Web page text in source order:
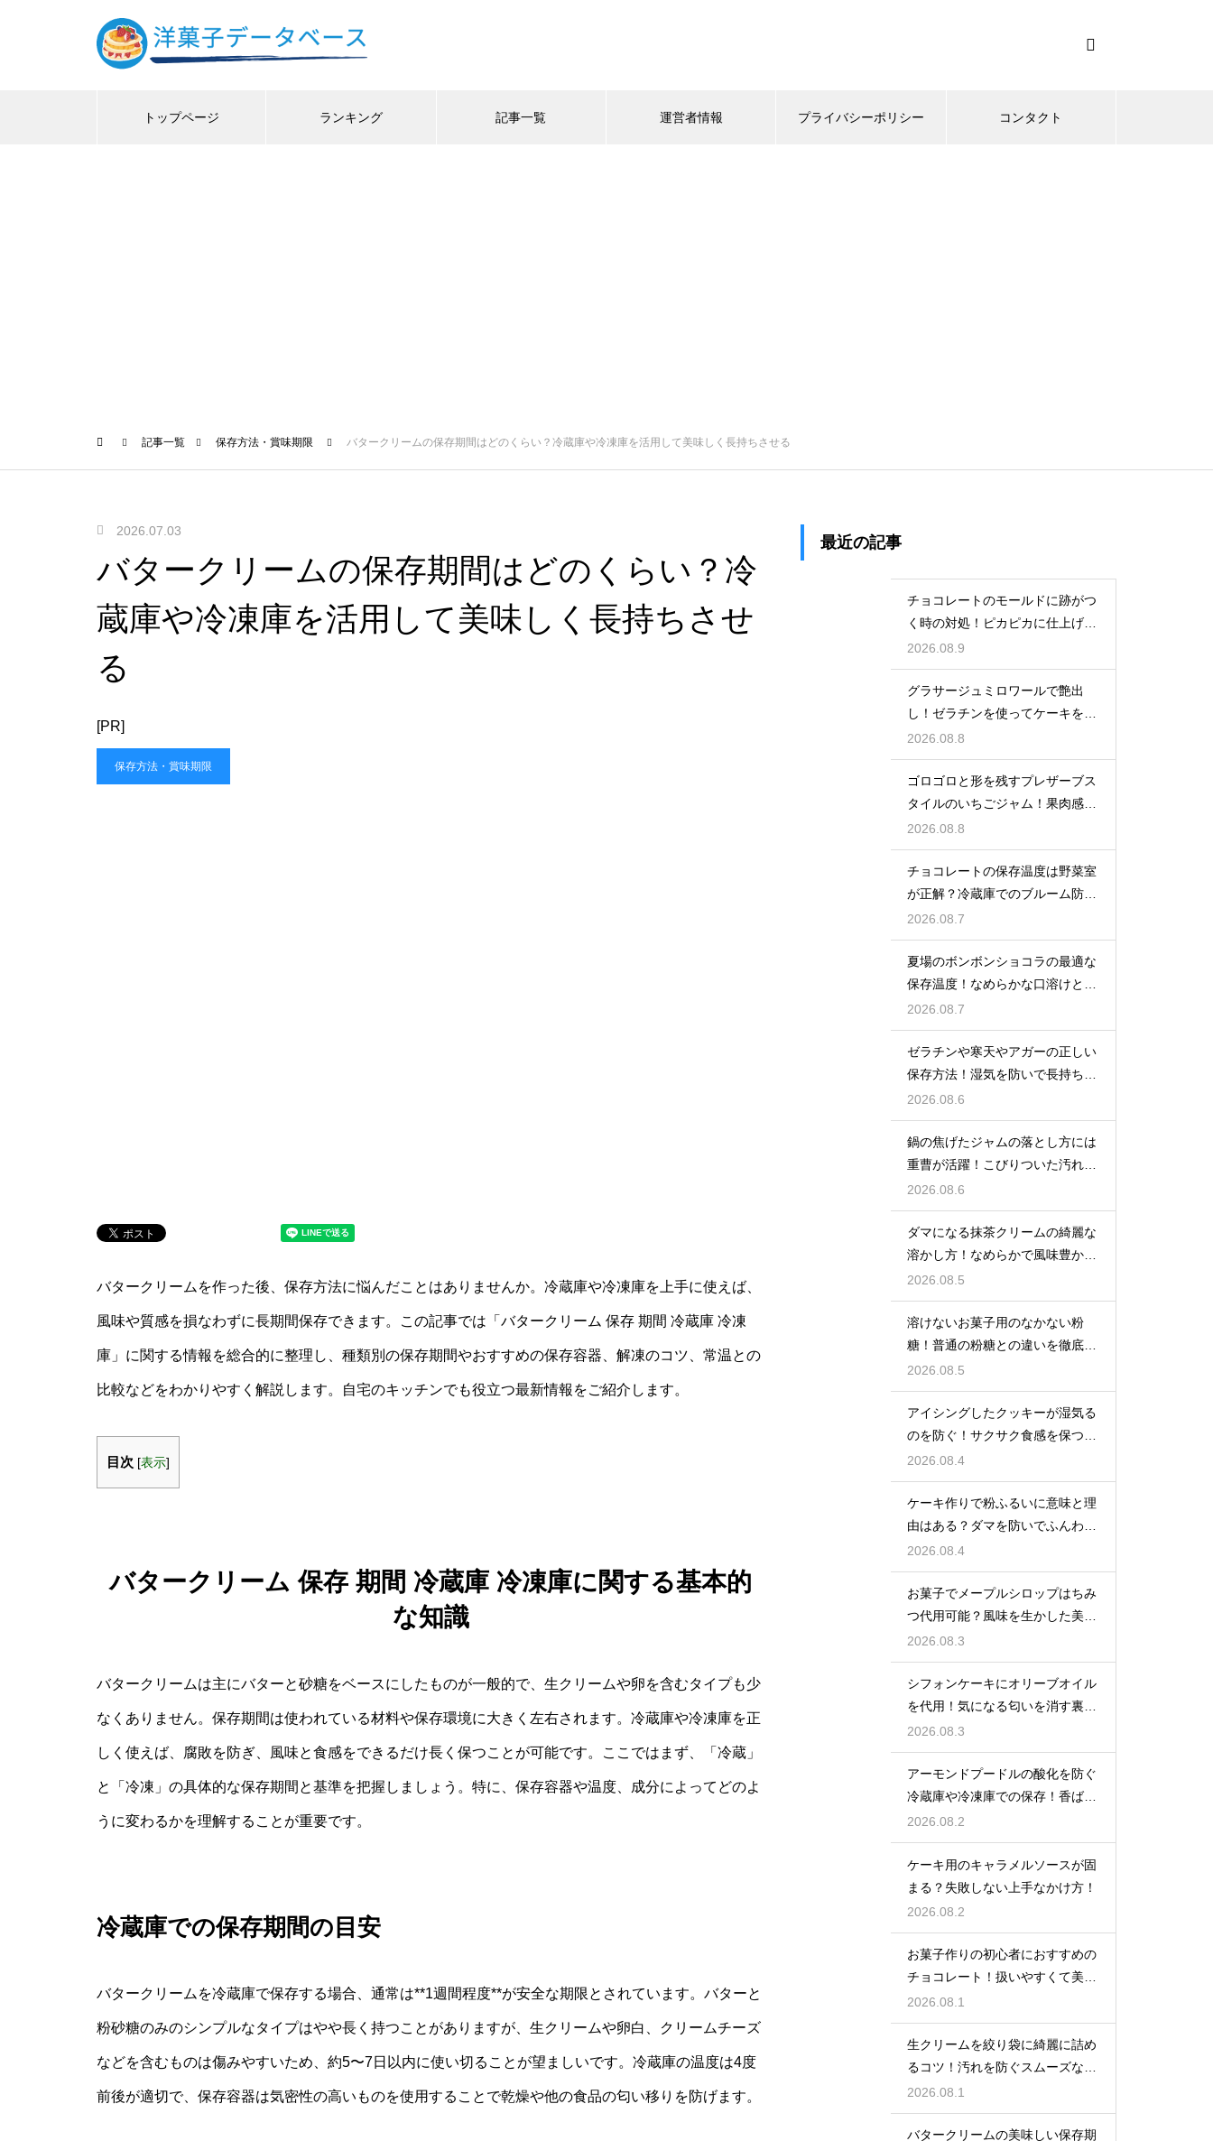
トップページ ランキング 記事一覧 運営者情報 プライバシーポリシー コンタクト
記事一覧 保存方法・賞味期限 バタークリームの保存期間はどのくらい？冷蔵庫や冷凍庫を活用して美味しく長持ちさせる
2026.07.03
バタークリームの保存期間はどのくらい？冷
蔵庫や冷凍庫を活用して美味しく長持ちさせ
る
[PR]
保存方法・賞味期限
バタークリームを作った後、保存方法に悩んだことはありませんか。冷蔵庫や冷凍庫を上手に使えば、
風味や質感を損なわずに長期間保存できます。この記事では「バタークリーム 保存 期間 冷蔵庫 冷凍
庫」に関する情報を総合的に整理し、種類別の保存期間やおすすめの保存容器、解凍のコツ、常温との
比較などをわかりやすく解説します。自宅のキッチンでも役立つ最新情報をご紹介します。
目次 [表示]
バタークリーム 保存 期間 冷蔵庫 冷凍庫に関する基本的
な知識
バタークリームは主にバターと砂糖をベースにしたものが一般的で、生クリームや卵を含むタイプも少
なくありません。保存期間は使われている材料や保存環境に大きく左右されます。冷蔵庫や冷凍庫を正
しく使えば、腐敗を防ぎ、風味と食感をできるだけ長く保つことが可能です。ここではまず、「冷蔵」
と「冷凍」の具体的な保存期間と基準を把握しましょう。特に、保存容器や温度、成分によってどのよ
うに変わるかを理解することが重要です。
冷蔵庫での保存期間の目安
バタークリームを冷蔵庫で保存する場合、通常は**1週間程度**が安全な期限とされています。バターと
粉砂糖のみのシンプルなタイプはやや長く持つことがありますが、生クリームや卵白、クリームチーズ
などを含むものは傷みやすいため、約5〜7日以内に使い切ることが望ましいです。冷蔵庫の温度は4度
前後が適切で、保存容器は気密性の高いものを使用することで乾燥や他の食品の匂い移りを防げます。
最近の記事
チョコレートのモールドに跡がつ
く時の対処！ピカピカに仕上げる
ための秘策
2026.08.9
グラサージュミロワールで艶出
し！ゼラチンを使ってケーキを美
しく飾る
2026.08.8
ゴロゴロと形を残すプレザーブス
タイルのいちごジャム！果肉感を
たっぷり楽しむ美味しいレシピ
2026.08.8
チョコレートの保存温度は野菜室
が正解？冷蔵庫でのブルーム防止
策
2026.08.7
夏場のボンボンショコラの最適な
保存温度！なめらかな口溶けと美
しいツヤを保つための管理方法
2026.08.7
ゼラチンや寒天やアガーの正しい
保存方法！湿気を防いで長持ちさ
せるコツ
2026.08.6
鍋の焦げたジャムの落とし方には
重曹が活躍！こびりついた汚れを
綺麗に落としてピカピカにする技
2026.08.6
ダマになる抹茶クリームの綺麗な
溶かし方！なめらかで風味豊かな
クリームを作る
2026.08.5
溶けないお菓子用のなかない粉
糖！普通の粉糖との違いを徹底解
説
2026.08.5
アイシングしたクッキーが湿気る
のを防ぐ！サクサク食感を保つ裏
技
2026.08.4
ケーキ作りで粉ふるいに意味と理
由はある？ダマを防いでふんわり
と軽い生地に焼き上げるための基
本
2026.08.4
お菓子でメープルシロップはちみ
つ代用可能？風味を生かした美味
しい技
2026.08.3
シフォンケーキにオリーブオイル
を代用！気になる匂いを消す裏ワ
ザ
2026.08.3
アーモンドプードルの酸化を防ぐ
冷蔵庫や冷凍庫での保存！香ばし
い風味を保ってお菓子を美味しく
する
2026.08.2
ケーキ用のキャラメルソースが固
まる？失敗しない上手なかけ方！
2026.08.2
お菓子作りの初心者におすすめの
チョコレート！扱いやすくて美味
しい種類を紹介
2026.08.1
生クリームを絞り袋に綺麗に詰め
るコツ！汚れを防ぐスムーズな入
れ方
2026.08.1
バタークリームの美味しい保存期